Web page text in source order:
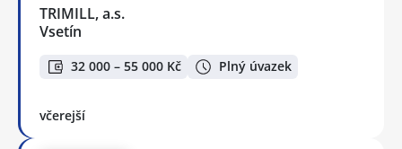
TRIMILL, a.s.
Vsetín
32 000 – 55 000 Kč Plný úvazek
včerejší